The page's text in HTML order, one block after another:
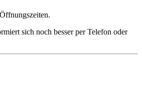
sich noch besser per Telefon oder